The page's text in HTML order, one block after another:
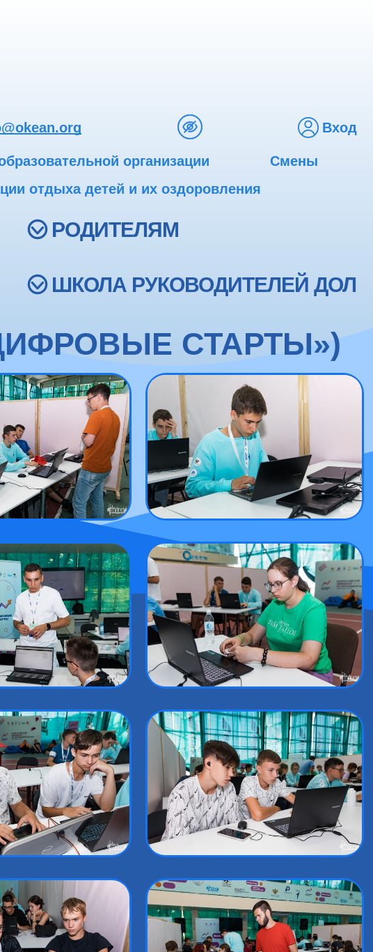
Вход
организации
Смены
отдыха детей и их оздоровления
РОДИТЕЛЯМ
ШКОЛА РУКОВОДИТЕЛЕЙ ДОЛ
СТАРТЫ»)